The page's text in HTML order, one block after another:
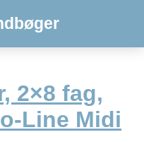
2×8 fag,
Line Midi